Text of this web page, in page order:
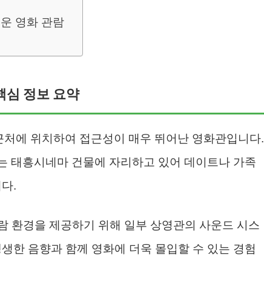
영화 관람
심 정보 요약
에 위치하여 접근성이 매우 뛰어난 영화관입니다.
태흥시네마 건물에 자리하고 있어 데이트나 가족
.
환경을 제공하기 위해 일부 상영관의 사운드 시스
한 음향과 함께 영화에 더욱 몰입할 수 있는 경험